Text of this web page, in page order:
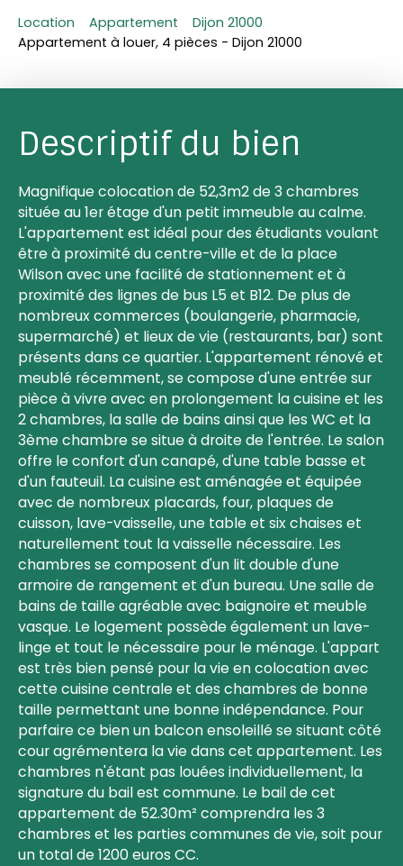
Location Appartement
Dijon 21000
Appartement à louer, 4 pièces - Dijon 21000
Descriptif du bien
Magnifique colocation de 52,3m2 de 3 chambres
située au 1er étage d'un petit immeuble au calme.
L'appartement est idéal pour des étudiants voulant
être à proximité du centre-ville et de la place
Wilson avec une facilité de stationnement et à
proximité des lignes de bus L5 et B12. De plus de
nombreux commerces (boulangerie, pharmacie,
supermarché) et lieux de vie (restaurants, bar) sont
présents dans ce quartier. L'appartement rénové et
meublé récemment, se compose d'une entrée sur
pièce à vivre avec en prolongement la cuisine et les
2 chambres, la salle de bains ainsi que les WC et la
3ème chambre se situe à droite de l'entrée. Le salon
offre le confort d'un canapé, d'une table basse et
d'un fauteuil. La cuisine est aménagée et équipée
avec de nombreux placards, four, plaques de
cuisson, lave-vaisselle, une table et six chaises et
naturellement tout la vaisselle nécessaire. Les
chambres se composent d'un lit double d'une
armoire de rangement et d'un bureau. Une salle de
bains de taille agréable avec baignoire et meuble
vasque. Le logement possède également un lave-
linge et tout le nécessaire pour le ménage. L'appart
est très bien pensé pour la vie en colocation avec
cette cuisine centrale et des chambres de bonne
taille permettant une bonne indépendance. Pour
parfaire ce bien un balcon ensoleillé se situant côté
cour agrémentera la vie dans cet appartement. Les
chambres n'étant pas louées individuellement, la
signature du bail est commune. Le bail de cet
appartement de 52.30m² comprendra les 3
chambres et les parties communes de vie, soit pour
un total de 1200 euros CC.